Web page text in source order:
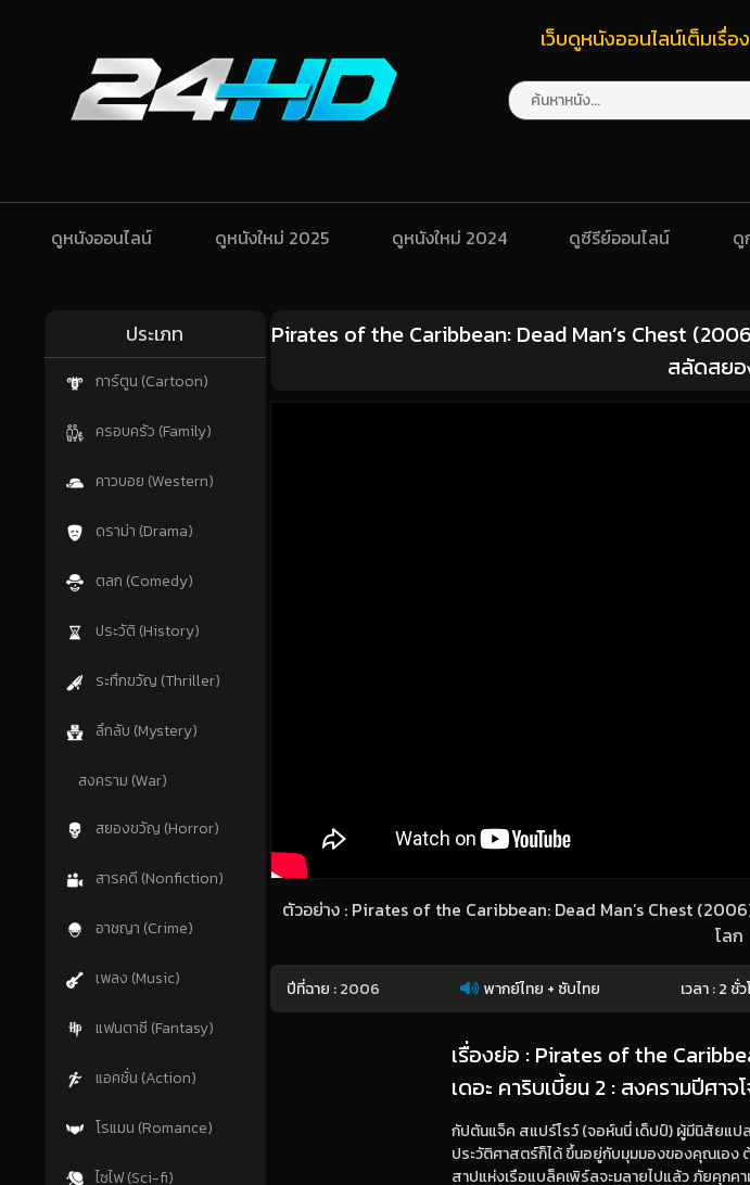
เว็บดูหนังออนไลน์เต็มเรื่
ดูหนังออนไลน์ ดูหนังใหม่ 2025 ดูหนังใหม่ 2024 ดูซีรีย์ออนไลน์ ดู
ประเภท
การ์ตูน (Cartoon)
ครอบครัว (Family)
คาวบอย (Western)
ดราม่า (Drama)
ตลก (Comedy)
ประวัติ (History)
ระทึกขวัญ (Thriller)
ลึกลับ (Mystery)
สงคราม (War)
สยองขวัญ (Horror)
สารคดี (Nonfiction)
อาชญา (Crime)
เพลง (Music)
แฟนตาซี (Fantasy)
แอคชั่น (Action)
โรแมน (Romance)
ไซไฟ (Sci-fi)
Pirates of the Caribbean: Dead Man’s Chest
สลัดสยอ
ตัวอย่าง : Pirates of the Caribbean: Dead Man’s Chest
โลก
ปีที่ฉาย :2006 พากย์ไทย + ซับไทย เวลา : 2 ชั่
เรื่องย่อ : Pirates of the
เดอะ คาริบเบี้ยน 2 : สงครามปีศา
กัปตันแจ็ค สแปร์โรว์ (จอห์นนี่ เด็ปป์) ผู้มีนิสัยแป
ประวัติศาสตร์ก็ได้ ขึ้นอยู่กับมุมมองของคุณเอง
สาปแห่งเรือแบล็คเพิร์ลจะมลายไปแล้ว ภัยคุกค